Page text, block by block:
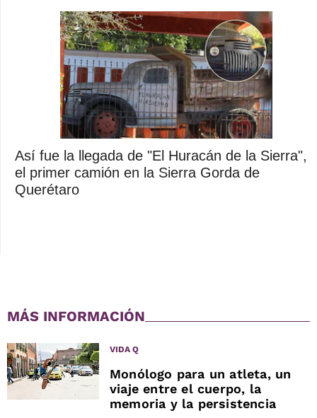
Así fue la llegada de "El Huracán de la Sierra",
el primer camión en la Sierra Gorda de
Querétaro
MÁS INFORMACIÓN
VIDA Q
Monólogo para un atleta, un
viaje entre el cuerpo, la
memoria y la persistencia